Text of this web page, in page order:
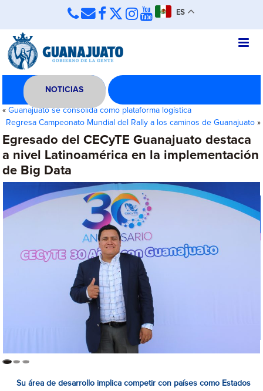
ES
NOTICIAS
«Guanajuato se consolida como plataforma logística
Regresa Campeonato Mundial del Rally a los caminos de Guanajuato»
Egresado del CECyTE Guanajuato destaca
a nivel Latinoamérica en la implementación
de Big Data
Su área de desarrollo implica competir con países como Estados